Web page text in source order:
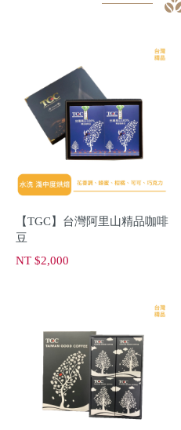
【TGC】台灣阿里山精品咖啡
豆
NT $2,000